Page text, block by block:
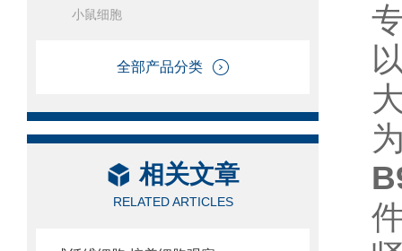
小鼠细胞
全部产品分类
相关文章
RELATED ARTICLES